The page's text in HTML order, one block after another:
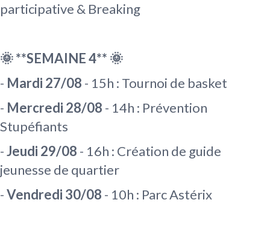
participative & Breaking
🌞 **SEMAINE 4** 🌞
- Mardi 27/08 - 15h : Tournoi de basket
- Mercredi 28/08 - 14h : Prévention
Stupéfiants
-Jeudi 29/08 - 16h : Création de guide
jeunesse de quartier
-Vendredi 30/08 - 10h : Parc Astérix